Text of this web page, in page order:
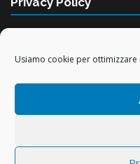
Usiamo cookie per
TRATTAMENTO DATI